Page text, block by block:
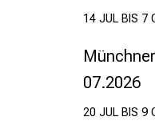
14 JUL BIS 7
07.2026
20 JUL BIS 9